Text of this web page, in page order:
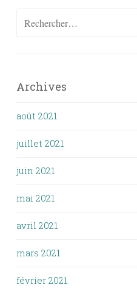
Rechercher :
Archives
août 2021
juillet 2021
juin 2021
mai 2021
avril 2021
mars 2021
février 2021